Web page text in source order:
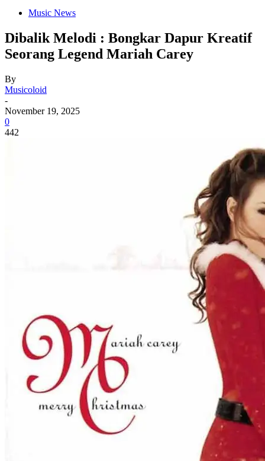
Music News
Dibalik Melodi : Bongkar Dapur Kreatif
Seorang Legend Mariah Carey
By
Musicoloid
-
November 19, 2025
0
442